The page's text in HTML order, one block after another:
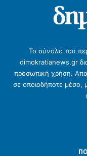
Το σύνολο του
dimokratianews.gr
προσωπική χρήση.
σε οποιοδήποτε μέσο,